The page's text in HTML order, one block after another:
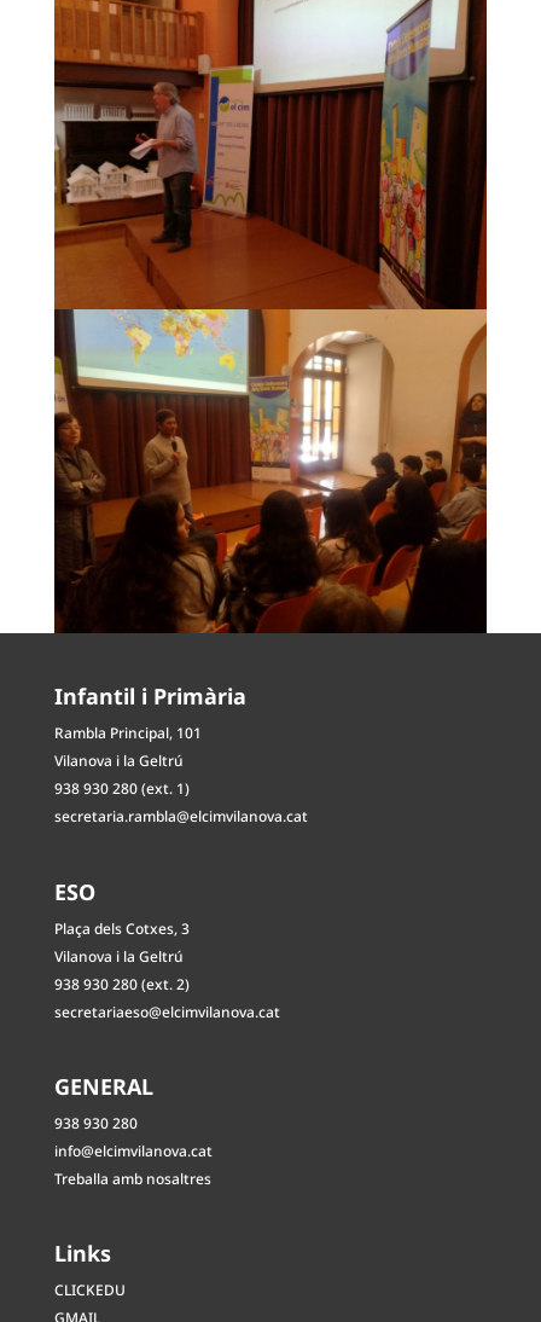
Infantil i Primària
Rambla Principal, 101
Vilanova i la Geltrú
938 930 280 (ext. 1)
secretaria.rambla@elcimvilanova.cat
ESO
Plaça dels Cotxes, 3
Vilanova i la Geltrú
938 930 280 (ext. 2)
secretariaeso@elcimvilanova.cat
GENERAL
938 930 280
info@elcimvilanova.cat
Treballa amb nosaltres
Links
CLICKEDU
GMAIL